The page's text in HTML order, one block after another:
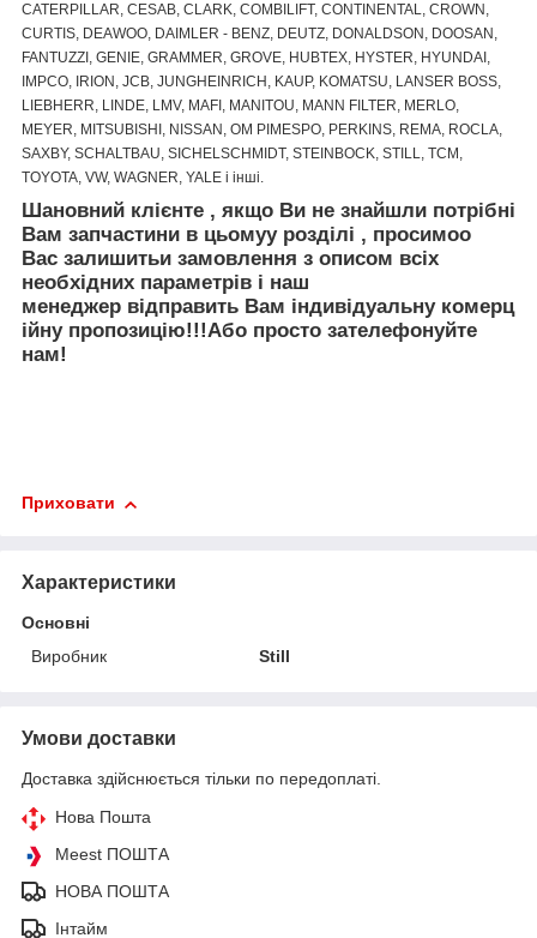
CATERPILLAR, CESAB, CLARK, COMBILIFT, CONTINENTAL, CROWN,
CURTIS, DEAWOO, DAIMLER - BENZ, DEUTZ, DONALDSON, DOOSAN,
FANTUZZI, GENIE, GRAMMER, GROVE, HUBTEX, HYSTER, HYUNDAI,
IMPCO, IRION, JCB, JUNGHEINRICH, KAUP, KOMATSU, LANSER BOSS,
LIEBHERR, LINDE, LMV, MAFI, MANITOU, MANN FILTER, MERLO,
MEYER, MITSUBISHI, NISSAN, OM PIMESPO, PERKINS, REMA, ROCLA,
SAXBY, SCHALTBAU, SICHELSCHMIDT, STEINBOCK, STILL, TCM,
TOYOTA, VW, WAGNER, YALE і інші.
Шановний клієнте , якщо Ви не знайшли потрібні
Вам запчастини в цьомуу розділі , просимоо
Вас залишитьи замовлення з описом всіх
необхідних параметрів і наш
менеджер відправить Вам індивідуальнукомерц
ійну пропозицію!!!Або просто зателефонуйте
нам!
Приховати
Характеристики
Основні
Виробник
Still
Умови доставки
Доставка здійснюється тільки по передоплаті.
Нова Пошта
Meest ПОШТА
НОВА ПОШТА
Інтайм